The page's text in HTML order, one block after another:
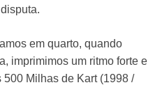
em quarto, quando
imprimimos um ritmo forte e
Milhas de Kart (1998 /